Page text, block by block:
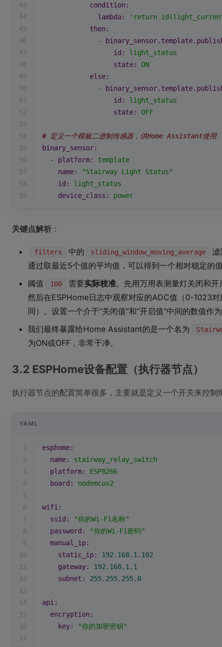
43
condition:
44
lambda:
'return
45
then:
46
-
47
id:
light_status
48
state:
ON
49
else:
50
-
51
id:
light_status
52
state:
OFF
53
54
# 定义一个模板二进制传感器，供Home Assistant使用
55
binary_sensor:
56
- platform:
template
57
name:
"Stairway Light Status"
58
id:
light_status
59
device_class: power
关键点解析 ：
filters 中的 sliding_window_moving_average
滤
通过取最近5个值的平均值，可以得到一个相对稳定的
阈值
100 需要实际校准。先用万用表测量灯关闭和
然后在ESPHome日志中观察对应的ADC值（0-1023
同）。设置一个介于“关闭值”和“开启值”中间的数值作
我们最终暴露给Home Assistant的是一个名为
为ON或OFF，非常干净。
3.2 ESPHome设备配置（执行器节点）
执行器节点的配置简单很多，主要就是定义一个开关来控制
YAML
1
esphome:
2
name:
stairway_relay_switch
3
platform:
ESP8266
4
board:
nodemcuv2
5
6
wifi:
7
ssid:
"你的Wi-Fi名称"
8
password:
"你的Wi-Fi密码"
9
manual_ip:
10
static_ip: 192.168.1 .102
11
gateway: 192.168.1 .1
12
subnet: 255.255.255.0
13
14
api:
15
encryption:
16
key:
"你的加密密钥"
17